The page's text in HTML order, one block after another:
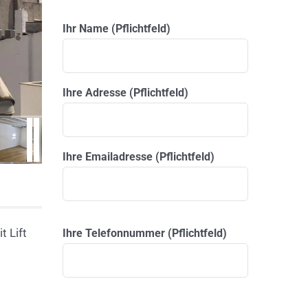
Lift
Ihr Name (Pflichtfeld)
Ihre Adresse (Pflichtfeld)
Ihre Emailadresse (Pflichtfeld)
Ihre Telefonnummer (Pflichtfeld)